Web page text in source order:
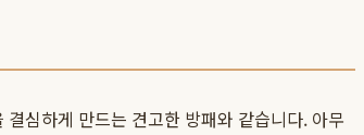
심하게 만드는 견고한 방패와 같습니다. 아무